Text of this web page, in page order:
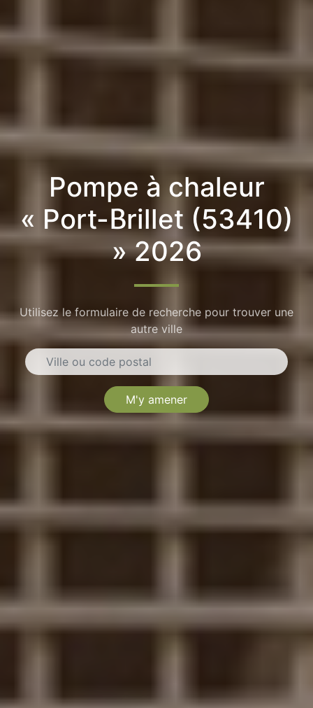
Pompe à chaleur
« Port-Brillet (53410)
» 2026
Utilisez le formulaire de recherche pour trouver une
autre ville
M'y amener